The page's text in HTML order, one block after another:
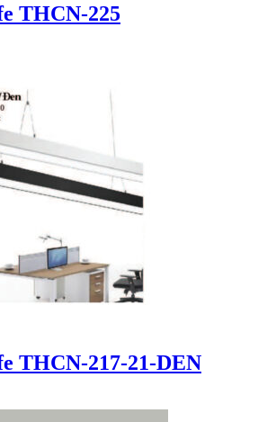
THCN-225
THCN-217-21-DEN